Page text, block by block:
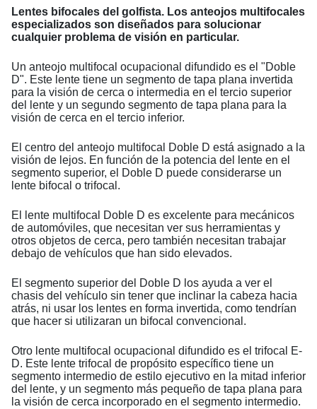
Lentes bifocales del golfista. Los anteojos multifocales
especializados son diseñados para solucionar
cualquier problema de visión en particular.
Un anteojo multifocal ocupacional difundido es el "Doble
D". Este lente tiene un segmento de tapa plana invertida
para la visión de cerca o intermedia en el tercio superior
del lente y un segundo segmento de tapa plana para la
visión de cerca en el tercio inferior.
El centro del anteojo multifocal Doble D está asignado a la
visión de lejos. En función de la potencia del lente en el
segmento superior, el Doble D puede considerarse un
lente bifocal o trifocal.
El lente multifocal Doble D es excelente para mecánicos
de automóviles, que necesitan ver sus herramientas y
otros objetos de cerca, pero también necesitan trabajar
debajo de vehículos que han sido elevados.
El segmento superior del Doble D los ayuda a ver el
chasis del vehículo sin tener que inclinar la cabeza hacia
atrás, ni usar los lentes en forma invertida, como tendrían
que hacer si utilizaran un bifocal convencional.
Otro lente multifocal ocupacional difundido es el trifocal E-
D. Este lente trifocal de propósito específico tiene un
segmento intermedio de estilo ejecutivo en la mitad inferior
del lente, y un segmento más pequeño de tapa plana para
la visión de cerca incorporado en el segmento intermedio.